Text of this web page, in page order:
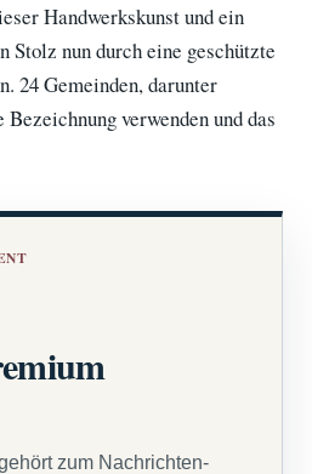
Handwerkskunst und ein
Stolz nun durch eine geschützte
24 Gemeinden, darunter
verwenden und das
zum Nachrichten-